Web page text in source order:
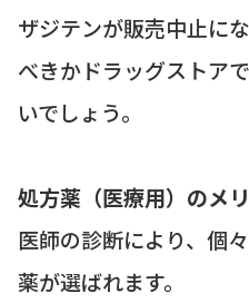
ザジテンが販売中止に
べきかドラッグストア
いでしょう。
処方薬（医療用）のメ
医師の診断により、個
薬が選ばれます。